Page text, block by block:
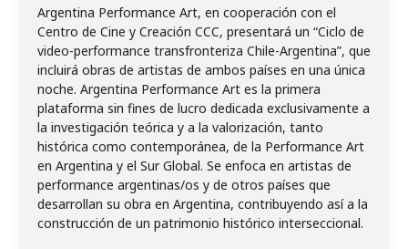
Argentina Performance Art, en cooperación con el
Centro de Cine y Creación CCC, presentará un “Ciclo de
video-performance transfronteriza Chile-Argentina”, que
incluirá obras de artistas de ambos países en una única
noche. Argentina Performance Art es la primera
plataforma sin fines de lucro dedicada exclusivamente a
la investigación teórica y a la valorización, tanto
histórica como contemporánea, de la Performance Art
en Argentina y el Sur Global. Se enfoca en artistas de
performance argentinas/os y de otros países que
desarrollan su obra en Argentina, contribuyendo así a la